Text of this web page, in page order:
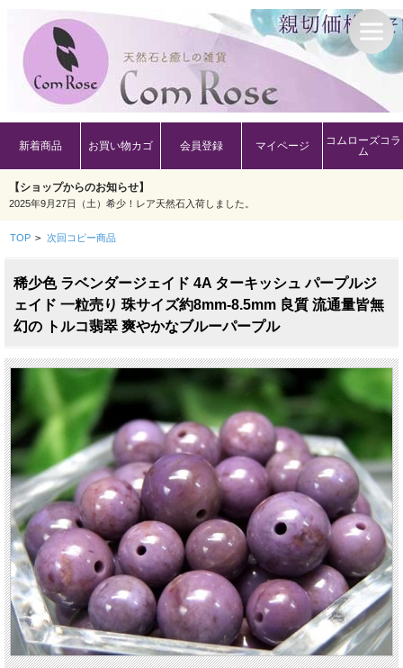
新着商品 お買い物カゴ 会員登録 マイページ
コムローズコラ
ム
【ショップからのお知らせ】
2025年9月27日（土）希少！レア天然石入荷しました。
TOP > 次回コピー商品
稀少色 ラベンダージェイド 4A ターキッシュ パープルジ
ェイド 一粒売り 珠サイズ約8mm-8.5mm 良質 流通量皆無
幻の トルコ翡翠 爽やかなブルーパープル